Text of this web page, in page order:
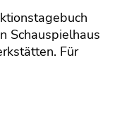
Schauspielhaus
Für